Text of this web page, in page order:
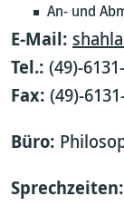
An- und
E-Mail:
Tel.: (49)-
Fax: (49)-
Büro:
Sprechzeiten: